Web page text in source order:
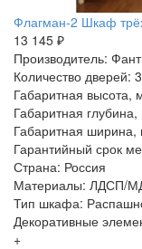
Флагман-2 Шкаф
13 145 ₽
Производитель: Фант
Количество дверей: 3
Габаритная высота,
Габаритная
Габаритная
Гарантийный срок
Страна: Россия
Материалы: ЛДСП/
Тип шкафа:
Декоративные
+